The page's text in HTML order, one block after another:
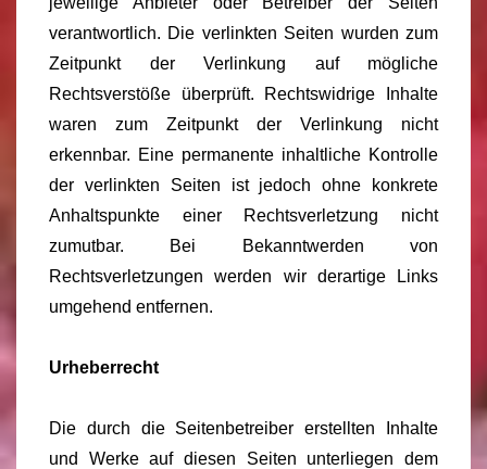
verantwortlich. Die verlinkten Seiten wurden zum
Zeitpunkt der Verlinkung auf mögliche
Rechtsverstöße überprüft. Rechtswidrige Inhalte
waren zum Zeitpunkt der Verlinkung nicht
erkennbar. Eine permanente inhaltliche Kontrolle
der verlinkten Seiten ist jedoch ohne konkrete
Anhaltspunkte einer Rechtsverletzung nicht
zumutbar. Bei Bekanntwerden von
Rechtsverletzungen werden wir derartige Links
umgehend entfernen.
Urheberrecht
Die durch die Seitenbetreiber erstellten Inhalte
und Werke auf diesen Seiten unterliegen dem